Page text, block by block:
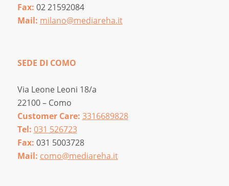
Fax: 02 21592084
Mail: milano@mediareha.it
SEDE DI COMO
Via Leone Leoni 18/a
22100 – Como
Customer Care: 3316689828
Tel: 031 526723
Fax: 031 5003728
Mail: como@mediareha.it